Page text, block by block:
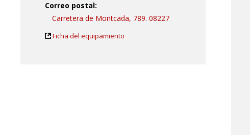
Correo postal:
Carretera de Montcada, 789. 08227
Ficha del equipamiento